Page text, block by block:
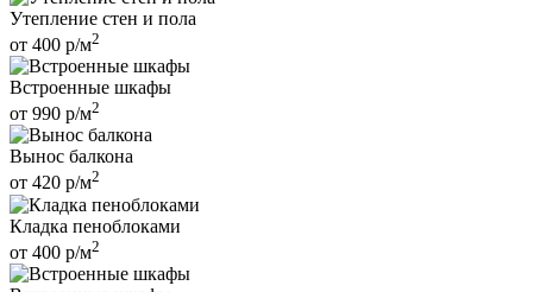
Утепление стен и пола
от 400 р/м2
Встроенные шкафы
от 990 р/м2
Вынос балкона
от 420 р/м2
Кладка пеноблоками
от 400 р/м2